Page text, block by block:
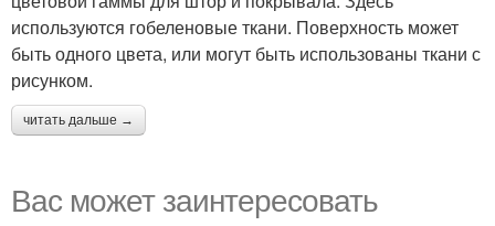
используются гобеленовые ткани. Поверхность может
быть одного цвета, или могут быть использованы ткани с
рисунком.
читать дальше →
Вас может заинтересовать